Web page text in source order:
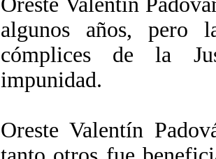
algunos años, pero
cómplices de la
impunidad.
Oreste Valentín